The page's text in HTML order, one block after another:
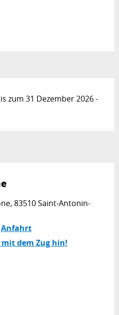
zum 31 Dezember 2026 -
83510 Saint-Antonin-
Anfahrt
dem Zug hin!